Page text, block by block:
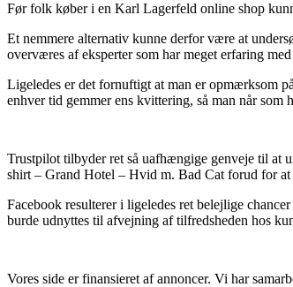
Før folk køber i en Karl Lagerfeld online shop
Et nemmere alternativ kunne derfor være at
overværes af eksperter som har meget erfaring
Ligeledes er det fornuftigt at man er opmærksom
enhver tid gemmer ens kvittering, så man når
Trustpilot tilbyder ret så uafhængige genveje til at
shirt – Grand Hotel – Hvid m. Bad Cat forud for at
Facebook resulterer i ligeledes ret belejlige
burde udnyttes til afvejning af tilfredsheden hos
Vores side er finansieret af annoncer. Vi har